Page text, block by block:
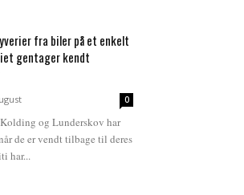
fra biler på et enkelt
gentager kendt
0
og Lunderskov har
de er vendt tilbage til deres
har...